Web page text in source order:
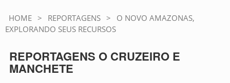
HOME > REPORTAGENS >
O NOVO AMAZONAS,
EXPLORANDO SEUS RECURSOS
REPORTAGENS O CRUZEIRO E
MANCHETE